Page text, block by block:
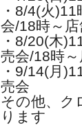
・8/4(火)11
会/18時～
・8/20(木)
売会/18時
・9/14(月)
売会
その他、ク
ります